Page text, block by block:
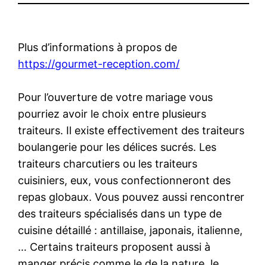
Plus d’informations à propos de
https://gourmet-reception.com/
Pour l’ouverture de votre mariage vous
pourriez avoir le choix entre plusieurs
traiteurs. Il existe effectivement des traiteurs
boulangerie pour les délices sucrés. Les
traiteurs charcutiers ou les traiteurs
cuisiniers, eux, vous confectionneront des
repas globaux. Vous pouvez aussi rencontrer
des traiteurs spécialisés dans un type de
cuisine détaillé : antillaise, japonais, italienne,
… Certains traiteurs proposent aussi à